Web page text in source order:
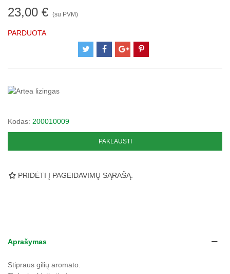
23,00 € (su PVM)
PARDUOTA
Kodas: 200010009
PAKLAUSTI
PRIDĖTI Į PAGEIDAVIMŲ SĄRAŠĄ.
Aprašymas
Stipraus gilių aromato.